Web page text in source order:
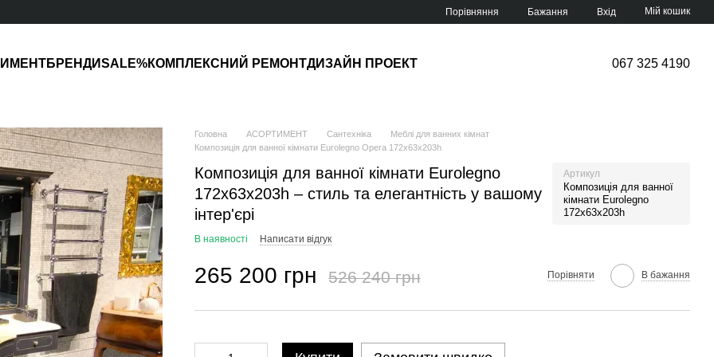
Порівняння Бажання Вхід Мій кошик
БРЕНДИSALE%КОМПЛЕКСНИЙ РЕМОНТДИЗАЙН ПРОЕКТ 067 325 4190
Головна АСОРТИМЕНТ Сантехніка
Меблі для ванних кімнат
Композиція для ванної кімнати Eurolegno Opera 172х63х203h
Композиція для ванної кімнати Eurolegno
172х63х203h – стиль та елегантність у вашому
інтер'єрі
Артикул
Композиція для ванної
кімнати Eurolegno
172х63х203h
В наявності Написати відгук
265 200 грн 526 240 грн Порівняти В бажання